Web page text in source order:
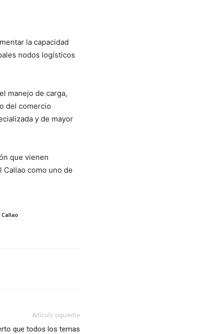
la capacidad
nodos logísticos
manejo de carga,
del comercio
y de mayor
que vienen
como uno de
Artículo siguiente
que todos los temas